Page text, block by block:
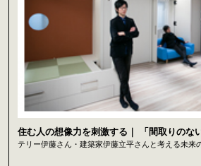
住む人の想像力を刺激する｜ 「間取りのな
テリー伊藤さん・建築家伊藤立平さんと考える未来